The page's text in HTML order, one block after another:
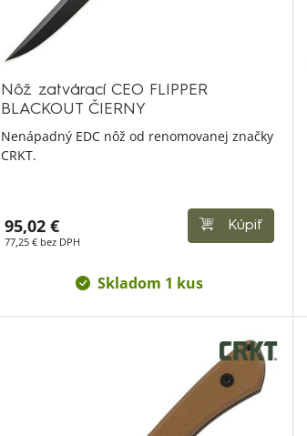
Nôž zatvárací CEO FLIPPER
BLACKOUT ČIERNY
Nenápadný EDC nôž od renomovanej značky
CRKT.
95,02 €
77,25 € bez DPH
Kúpiť
Skladom 1 kus